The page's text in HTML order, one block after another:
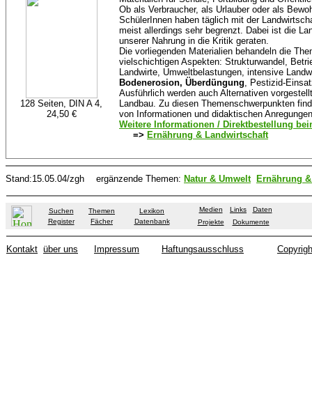
128 Seiten, DIN A 4,
24,50 €
Ob als Verbraucher, als Urlauber oder als
SchülerInnen haben täglich mit der
meist allerdings sehr begrenzt. Dabei ist die
unserer Nahrung in die Kritik geraten.
Die vorliegenden Materialien behandeln die
vielschichtigen Aspekten: Strukturwandel,
Landwirte, Umweltbelastungen, intensive
Bodenerosion, Überdüngung, Pestizid-
Ausführlich werden auch Alternativen
Landbau. Zu diesen Themenschwerpunkten
von Informationen und didaktischen
Weitere Informationen / Direktbestellung
=> Ernährung & Landwirtschaft
Stand:15.05.04/zgh ergänzende Themen: Natur & Umwelt Ernährung
Suchen Themen
Lexikon
Register
Fächer Datenbank
Medien Links
Daten
Projekte
Dokumente
Kontakt über uns Impressum Haftungsausschluss